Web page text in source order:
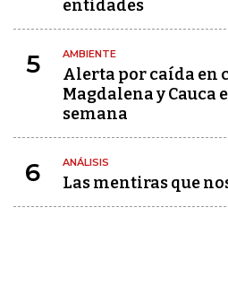
entidades
5 AMBIENTE
Alerta por caída en
Magdalena y Cauca
semana
6 ANÁLISIS
Las mentiras que